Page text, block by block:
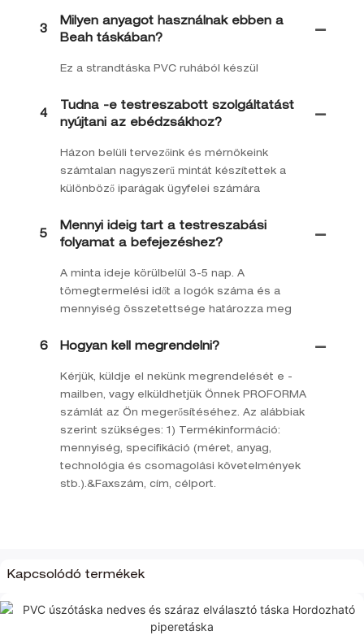
3
Milyen anyagot használnak ebben a
Beah táskában?
Ez a strandtáska PVC ruhából készül
4
Tudna -e testreszabott szolgáltatást
nyújtani az ebédzsákhoz?
Házon belüli tervezőink és mérnökeink
számtalan nagyszerű mintát készítettek a
különböző iparágak ügyfelei számára
5
Mennyi ideig tart a testreszabási
folyamat a befejezéshez?
A minta ideje körülbelül 3-5 nap. A
tömegtermelési időt a logók száma és a
mennyiség összetettsége határozza meg
6 Hogyan kell megrendelni?
Kérjük, küldje el nekünk megrendelését e -
mailben, vagy elküldhetjük Önnek PROFORMA
számlát az Ön megerősítéséhez. Az alábbiak
szerint szükséges: 1) Termékinformáció:
mennyiség, specifikáció (méret, anyag,
technológia és csomagolási követelmények
stb.).&Faxszám, cím, célport.
Kapcsolódó termékek